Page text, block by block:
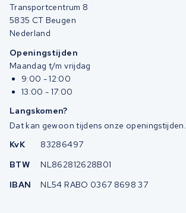
Transportcentrum 8
5835 CT Beugen
Nederland
Openingstijden
Maandag t/m vrijdag
9:00 - 12:00
13:00 - 17:00
Langskomen?
Dat kan gewoon tijdens onze openingstijden.
KvK
83286497
BTW
NL862812628B01
IBAN
NL54 RABO 0367 8698 37